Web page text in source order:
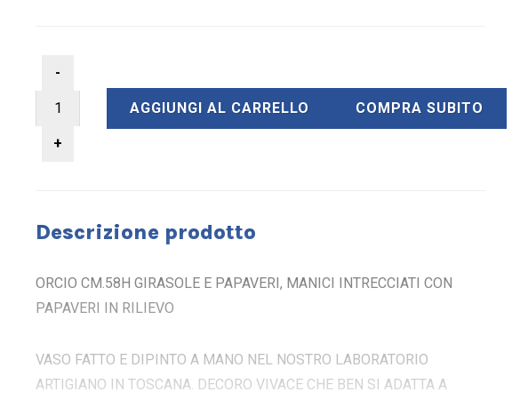
AGGIUNGI AL CARRELLO COMPRA SUBITO
Descrizione prodotto
ORCIO CM.58H GIRASOLE E PAPAVERI, MANICI INTRECCIATI CON
PAPAVERI IN RILIEVO
VASO FATTO E DIPINTO A MANO NEL NOSTRO LABORATORIO
ARTIGIANO IN TOSCANA. DECORO VIVACE CHE BEN SI ADATTA A